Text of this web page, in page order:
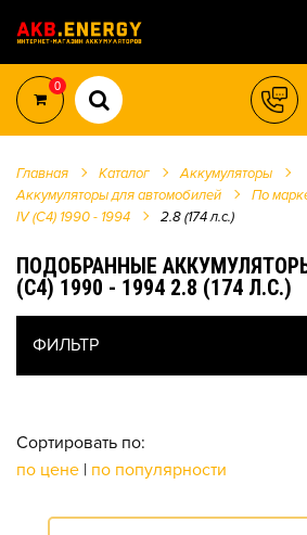
0
Главная Каталог
Аккумуляторы
Аккумуляторы для автомобилей
По
IV (C4) 1990 - 1994
2.8 (174 л.с.)
ПОДОБРАННЫЕ
(C4) 1990 - 1994 2.8 (174 Л.С.)
ФИЛЬТР
Сортировать по:
по цене | по популярности